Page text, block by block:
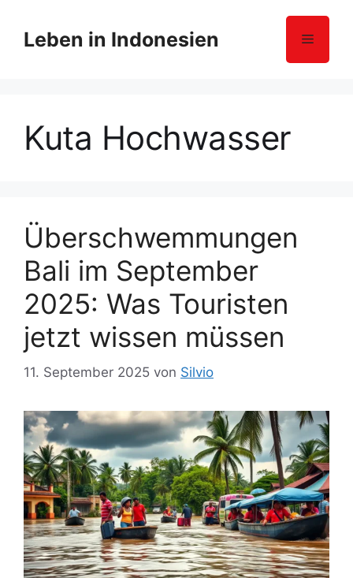
Leben in Indonesien Menü
Kuta Hochwasser
Überschwemmungen
Bali im September
2025: Was Touristen
jetzt wissen müssen
11. September 2025 von Silvio